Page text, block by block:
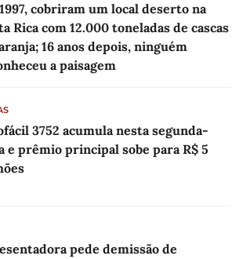
cobriram um local deserto na
Rica com 12.000 toneladas de cascas
16 anos depois, ninguém
a paisagem
3752 acumula nesta segunda-
e prêmio principal sobe para R$ 5
pede demissão de